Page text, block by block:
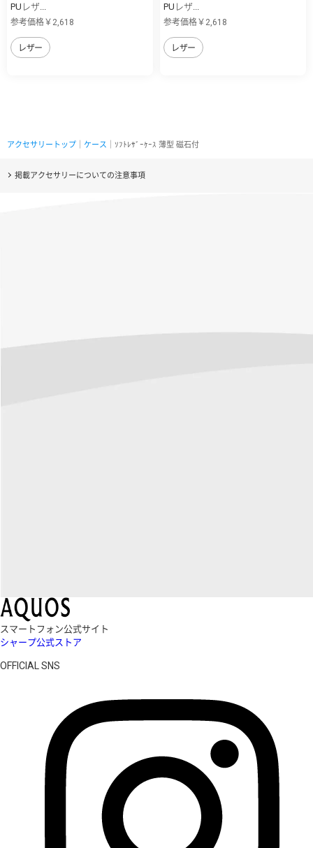
PUレザ...
参考価格￥2,618
レザー
PUレザ...
参考価格￥2,618
レザー
アクセサリートップ ケース ｜ｿﾌﾄﾚｻﾞｰｹｰｽ 薄型 磁石付
掲載アクセサリーについての注意事項
スマートフォン公式サイト
シャープ公式ストア
OFFICIAL SNS